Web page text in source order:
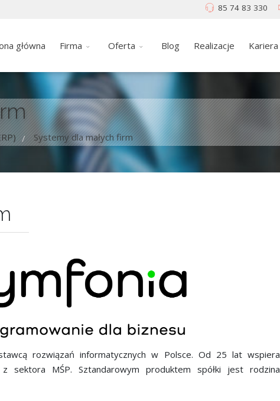
85 74 83 330
główna Firma Oferta Blog Realizacje Kariera
/ Systemy dla małych firm
rozwiązań informatycznych w Polsce. Od 25 lat wspiera
sektora MŚP. Sztandarowym produktem spółki jest rodzina